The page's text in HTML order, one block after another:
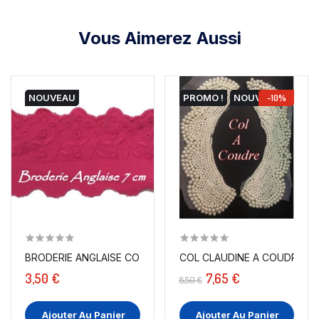
Vous Aimerez Aussi
NOUVEAU
BRODERIE ANGLAISE COTON EN 7 CM AU MÈTRE FUSHIA.
3,50 €
Ajouter Au Panier
PROMO ! NOUVEAU
-10%
COL CLAUDINE A COUDRE
8,50 € 7,65 €
Ajouter Au Panier